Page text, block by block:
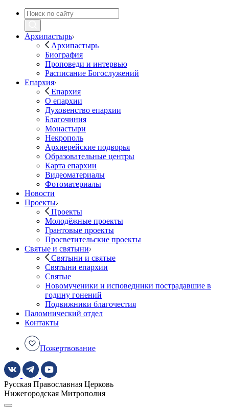
Архипастырь
Архипастырь
Биография
Проповеди и интервью
Расписание Богослужений
Епархия
Епархия
О епархии
Духовенство епархии
Благочиния
Монастыри
Некрополь
Архиерейские подворья
Образовательные центры
Карта епархии
Видеоматериалы
Фотоматериалы
Новости
Проекты
Проекты
Молодёжные проекты
Грантовые проекты
Просветительские проекты
Святые и святыни
Святыни и святые
Святыни епархии
Святые
Новомученики и исповедники пострадавшие в
годину гонений
Подвижники благочестия
Паломнический отдел
Контакты
Пожертвование
Русская Православная Церковь
Нижегородская Митрополия